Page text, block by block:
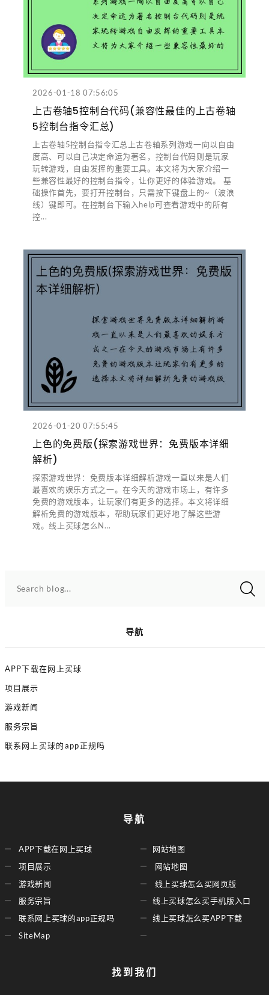
2026-01-18 07:56:05
上古卷轴5控制台代码(兼容性最佳的上古卷轴
5控制台指令汇总)
上古卷轴5控制台指令汇总上古卷轴系列游戏一向以自由
度高、可以自己决定命运为著名，控制台代码则是玩家
玩转游戏，自由发挥的重要工具。本文将为大家介绍一
些兼容性最好的控制台指令，让你更好的体验游戏。 基
础操作首先，要打开控制台，只需按下键盘上的~（波浪
线）键即可。在控制台下输入help可查看游戏中的所有
控...
2026-01-20 07:55:45
上色的免费版(探索游戏世界：免费版本详细
解析)
探索游戏世界：免费版本详细解析游戏一直以来是人们
最喜欢的娱乐方式之一。在今天的游戏市场上，有许多
免费的游戏版本，让玩家们有更多的选择。本文将详细
解析免费的游戏版本，帮助玩家们更好地了解这些游
戏。线上买球怎么N...
Search blog...
导航
APP下载在网上买球
项目展示
游戏新闻
服务宗旨
联系网上买球的app正规吗
导航
APP下载在网上买球
项目展示
游戏新闻
服务宗旨
联系网上买球的app正规吗
SiteMap
网站地图
网站地图
线上买球怎么买网页版
线上买球怎么买手机版入口
线上买球怎么买APP下载
找到我们